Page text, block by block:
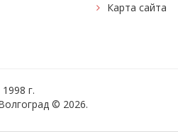
Карта сайта
г.
© 2026.